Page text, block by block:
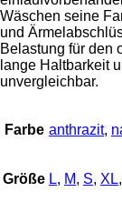
Wäschen seine
und
Belastung für den
lange Haltbarkeit
unvergleichbar.
Farbe anthrazit,
Größe L, M, S, XL,